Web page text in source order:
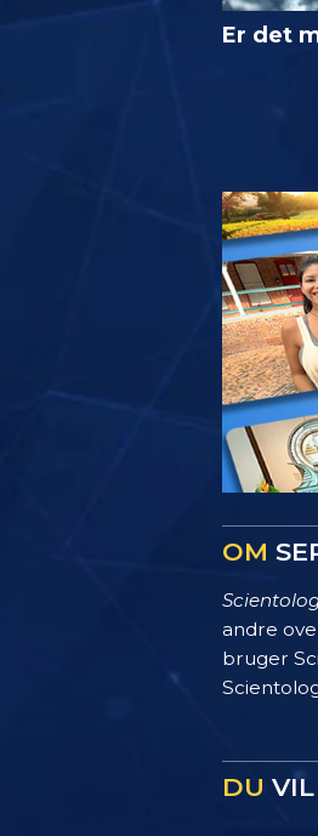
Er det
OM
andre
bruger
DU VIL